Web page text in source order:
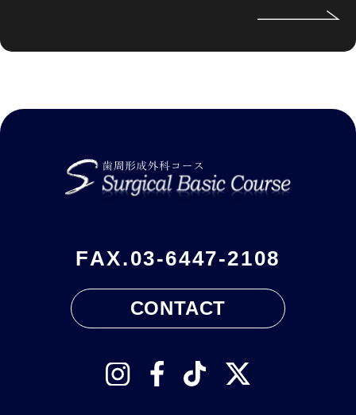
FAX.03-6447-2108
CONTACT